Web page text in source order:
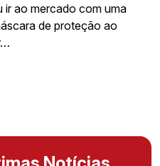
ir ao mercado com uma
de proteção ao